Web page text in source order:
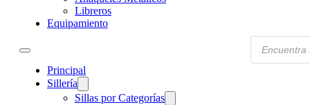
Libreros
Equipamiento
Principal
Sillería
Sillas por Categorías
Products
search